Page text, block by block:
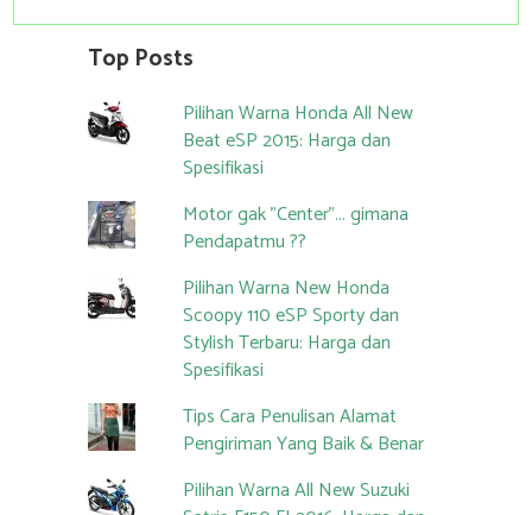
Top Posts
Pilihan Warna Honda All New
Beat eSP 2015: Harga dan
Spesifikasi
Motor gak "Center"... gimana
Pendapatmu ??
Pilihan Warna New Honda
Scoopy 110 eSP Sporty dan
Stylish Terbaru: Harga dan
Spesifikasi
Tips Cara Penulisan Alamat
Pengiriman Yang Baik & Benar
Pilihan Warna All New Suzuki